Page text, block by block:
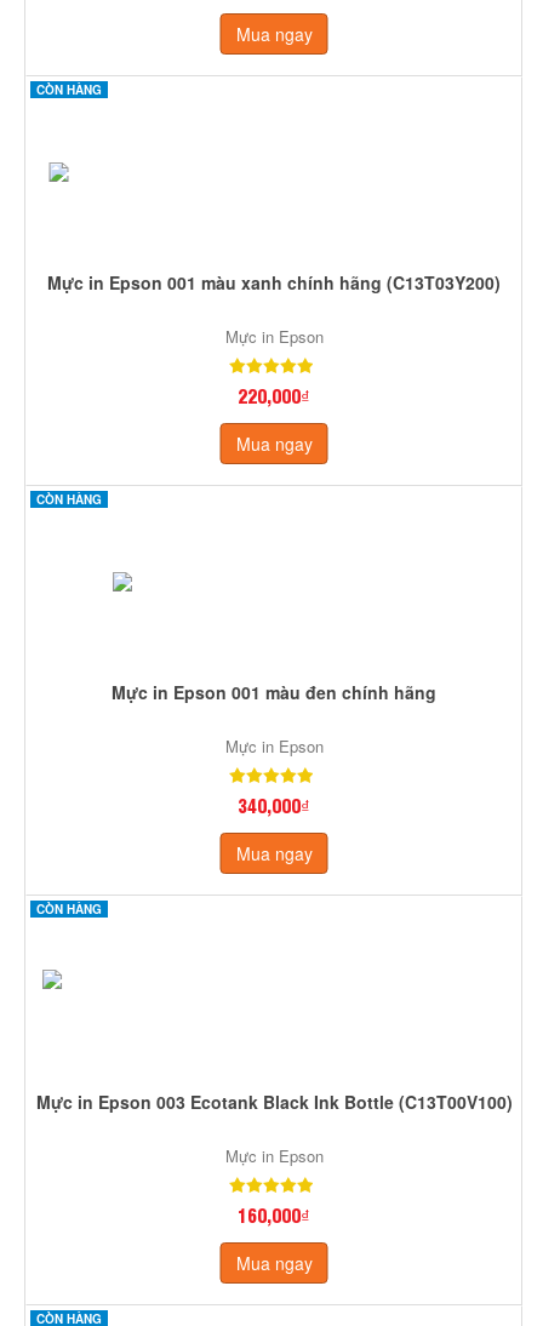
Mua ngay
CÒN HÀNG
Mực in Epson 001 màu xanh chính hãng (C13T03Y200)
Mực in Epson
220,000₫
Mua ngay
CÒN HÀNG
Mực in Epson 001 màu đen chính hãng
Mực in Epson
340,000₫
Mua ngay
CÒN HÀNG
Mực in Epson 003 Ecotank Black Ink Bottle (C13T00V100)
Mực in Epson
160,000₫
Mua ngay
CÒN HÀNG